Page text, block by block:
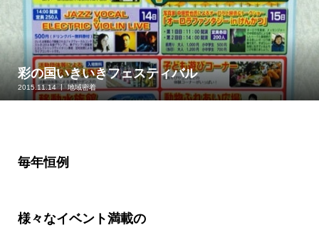
彩の国いきいきフェスティバル
2015.11.14 地域密着
毎年恒例
様々なイベント満載の